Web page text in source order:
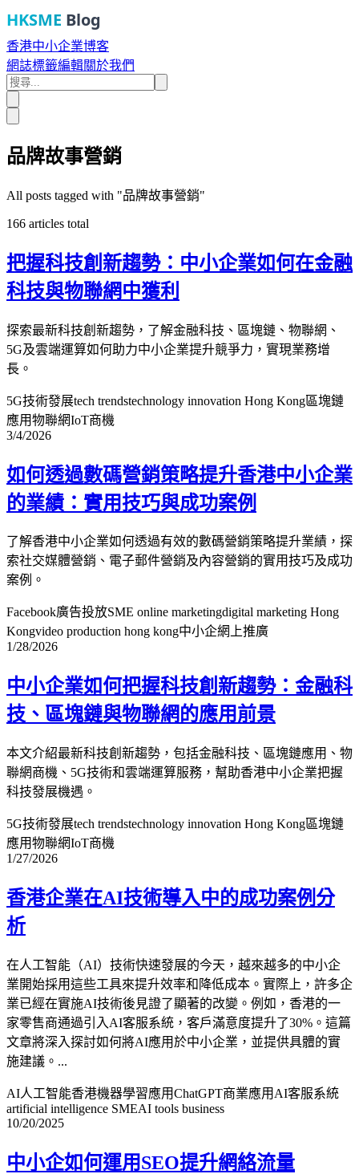
HKSME Blog
香港中小企業博客
網誌標籤編輯關於我們
品牌故事營銷
All posts tagged with "品牌故事營銷"
166 articles total
把握科技創新趨勢：中小企業如何在金融
科技與物聯網中獲利
探索最新科技創新趨勢，了解金融科技、區塊鏈、物聯網、
5G及雲端運算如何助力中小企業提升競爭力，實現業務增
長。
5G技術發展tech trendstechnology innovation Hong Kong區塊鏈
應用物聯網IoT商機
3/4/2026
如何透過數碼營銷策略提升香港中小企業
的業績：實用技巧與成功案例
了解香港中小企業如何透過有效的數碼營銷策略提升業績，探
索社交媒體營銷、電子郵件營銷及內容營銷的實用技巧及成功
案例。
Facebook廣告投放SME online marketingdigital marketing Hong
Kongvideo production hong kong中小企網上推廣
1/28/2026
中小企業如何把握科技創新趨勢：金融科
技、區塊鏈與物聯網的應用前景
本文介紹最新科技創新趨勢，包括金融科技、區塊鏈應用、物
聯網商機、5G技術和雲端運算服務，幫助香港中小企業把握
科技發展機遇。
5G技術發展tech trendstechnology innovation Hong Kong區塊鏈
應用物聯網IoT商機
1/27/2026
香港企業在AI技術導入中的成功案例分
析
在人工智能（AI）技術快速發展的今天，越來越多的中小企
業開始採用這些工具來提升效率和降低成本。實際上，許多企
業已經在實施AI技術後見證了顯著的改變。例如，香港的一
家零售商通過引入AI客服系統，客戶滿意度提升了30%。這篇
文章將深入探討如何將AI應用於中小企業，並提供具體的實
施建議。...
AI人工智能香港機器學習應用ChatGPT商業應用 AI客服系統
artificial intelligence SMEAI tools business
10/20/2025
中小企如何運用SEO提升網絡流量